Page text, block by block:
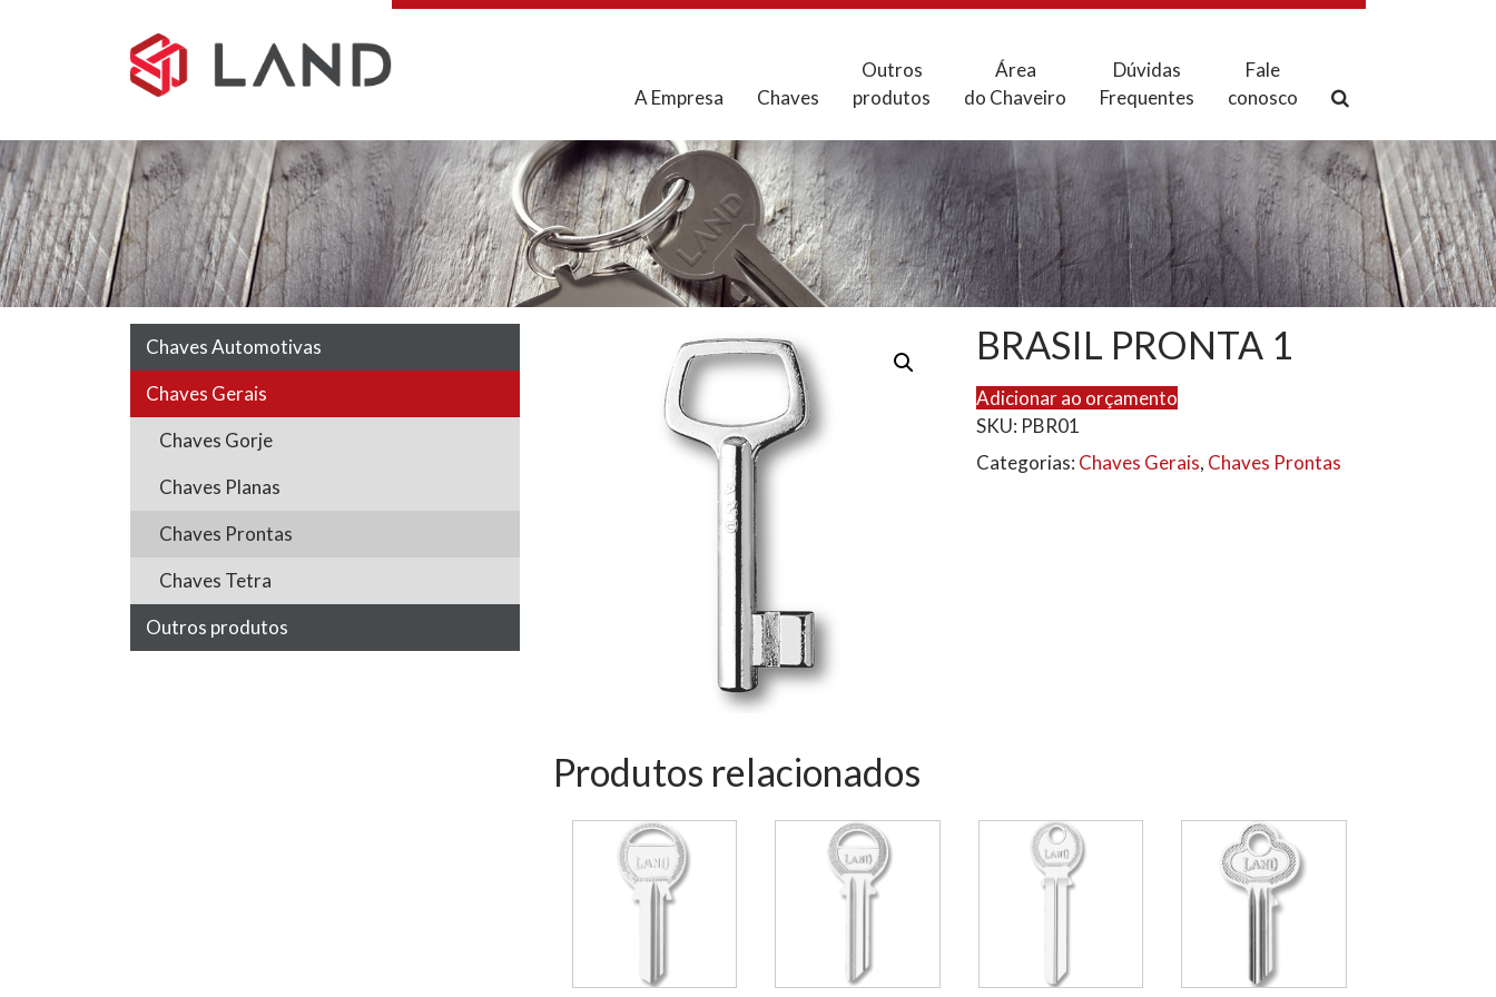
A Empresa Chaves
Outros
produtos
Área
do Chaveiro
Dúvidas
Frequentes
Fale
conosco
Chaves Automotivas
Chaves Gerais
Chaves Gorje
Chaves Planas
Chaves Prontas
Chaves Tetra
Outros produtos
BRASIL PRONTA 1
Adicionar ao orçamento
SKU: PBR01
Categorias: Chaves Gerais, Chaves Prontas
Produtos relacionados